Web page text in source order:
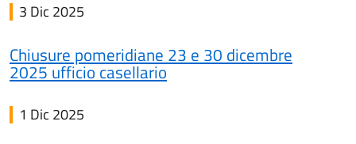
3 Dic 2025
Chiusure pomeridiane 23 e 30 dicembre
2025 ufficio casellario
1 Dic 2025